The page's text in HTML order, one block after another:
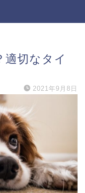
切なタイ
2021年9月8日